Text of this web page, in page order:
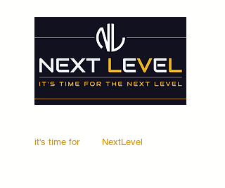
it's time for NextLevel